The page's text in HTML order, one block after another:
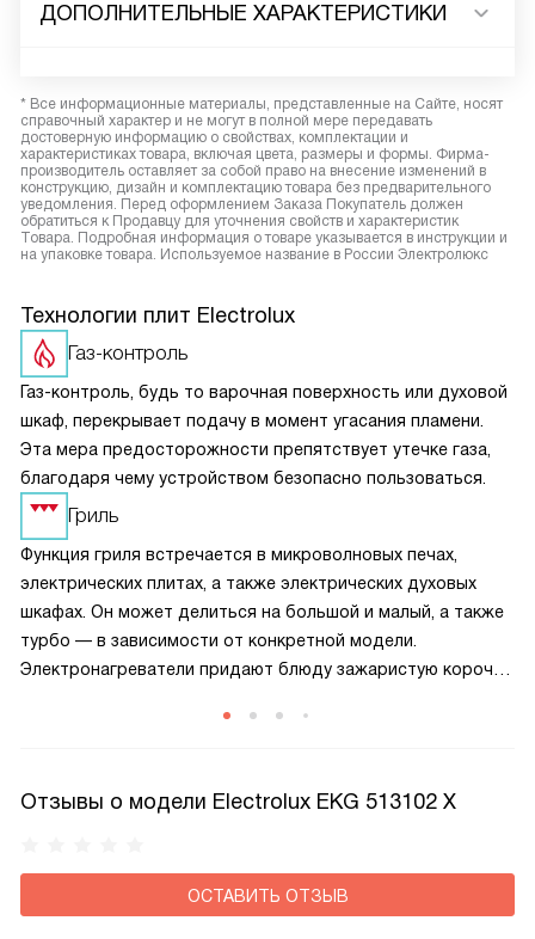
ДОПОЛНИТЕЛЬНЫЕ ХАРАКТЕРИСТИКИ
* Все информационные материалы, представленные на Сайте, носят
справочный характер и не могут в полной мере передавать
достоверную информацию о свойствах, комплектации и
характеристиках товара, включая цвета, размеры и формы. Фирма-
производитель оставляет за собой право на внесение изменений в
конструкцию, дизайн и комплектацию товара без предварительного
уведомления. Перед оформлением Заказа Покупатель должен
обратиться к Продавцу для уточнения свойств и характеристик
Товара. Подробная информация о товаре указывается в инструкции и
на упаковке товара. Используемое название в России Электролюкс
Технологии плит Electrolux
Газ-контроль
Газ-контроль, будь то варочная поверхность или духовой
шкаф, перекрывает подачу в момент угасания пламени.
Эта мера предосторожности препятствует утечке газа,
благодаря чему устройством безопасно пользоваться.
Гриль
Функция гриля встречается в микроволновых печах,
электрических плитах, а также электрических духовых
шкафах. Он может делиться на большой и малый, а также
турбо — в зависимости от конкретной модели.
Электронагреватели придают блюду зажаристую корочку,
Отзывы о модели Electrolux EKG 513102 X
ОСТАВИТЬ ОТЗЫВ